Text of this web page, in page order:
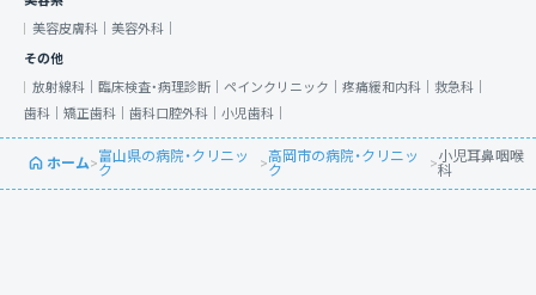
美容皮膚科｜ 美容外科｜
その他
放射線科｜ 臨床検査・病理診断｜ ペインクリニック｜ 疼痛緩和内科｜ 救急科｜
歯科｜ 矯正歯科｜ 歯科口腔外科｜ 小児歯科｜
ホーム>富山県の病院・クリニッ
ク
>高岡市の病院・クリニッ
ク
>小児耳鼻咽喉
科